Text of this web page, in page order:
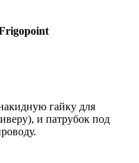
гайку для
и патрубок под